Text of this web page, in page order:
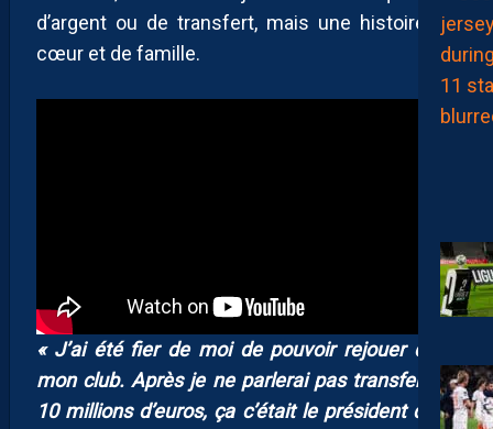
d’argent ou de transfert, mais une histoire de
cœur et de famille.
« J’ai été fier de moi de pouvoir rejouer dans
mon club. Après je ne parlerai pas transfert ou
10 millions d’euros, ça c’était le président qui a